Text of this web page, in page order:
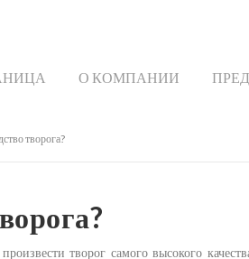
О КОМПАНИИ
творога?
творог самого высокого